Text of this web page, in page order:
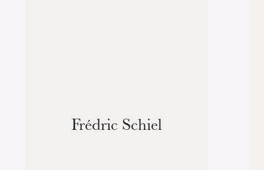
Frédric Schiel